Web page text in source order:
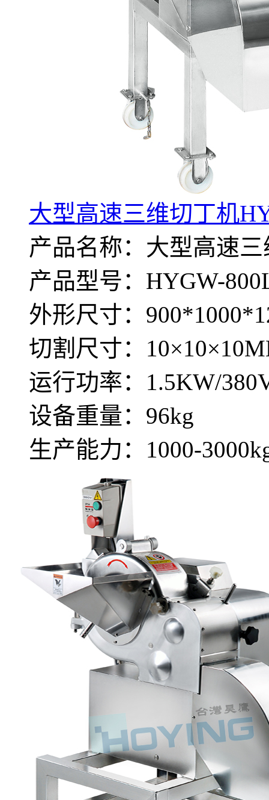
大型高速三维切丁机
产品名称：大型高速
产品型号：HYGW-
外形尺寸：
切割尺寸：
运行功率：1.5KW/
设备重量：96kg
生产能力：1000-